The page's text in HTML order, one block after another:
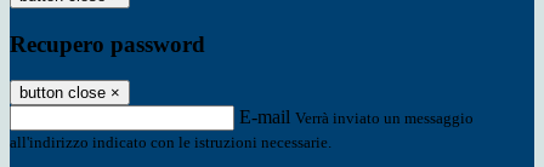
Recupero password
button close ×
E-mail Verrà inviato un messaggio
all'indirizzo indicato con le istruzioni necessarie.